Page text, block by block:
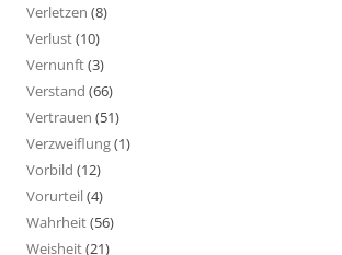
Verletzen (8)
Verlust(10)
Vernunft(3)
Verstand (66)
Vertrauen (51)
Verzweiflung(1)
Vorbild (12)
Vorurteil(4)
Wahrheit(56)
Weisheit(21)